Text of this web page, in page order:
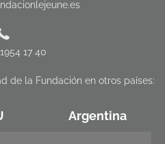
17 40
de la Fundación en otros países:
Argentina